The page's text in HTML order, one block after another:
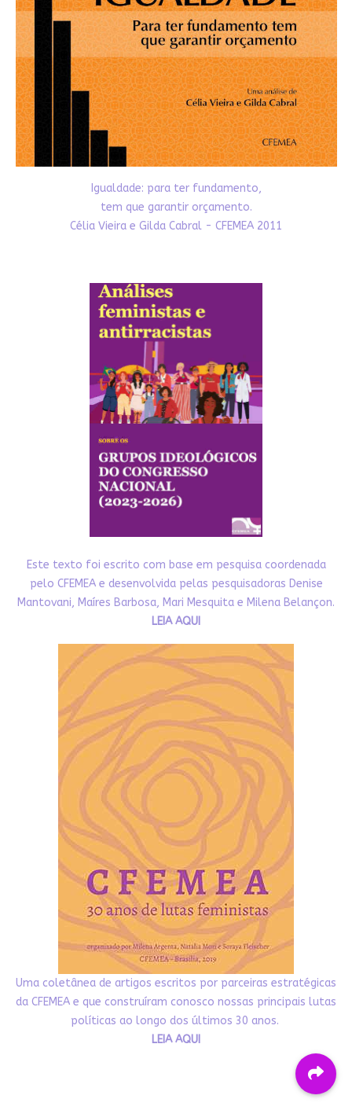
Igualdade: para ter fundamento,
tem que garantir orçamento.
Célia Vieira e Gilda Cabral - CFEMEA 2011
Este texto foi escrito com base em pesquisa coordenada
pelo CFEMEA e desenvolvida pelas pesquisadoras Denise
Mantovani, Maíres Barbosa, Mari Mesquita e Milena Belançon.
LEIA AQUI
Uma coletânea de artigos escritos por parceiras estratégicas
da CFEMEA e que construíram conosco nossas principais lutas
políticas ao longo dos últimos 30 anos.
LEIA AQUI